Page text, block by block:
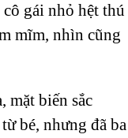
gái nhỏ hệt thú
mĩm, nhìn cũng
mặt biến sắc
bé, nhưng đã ba